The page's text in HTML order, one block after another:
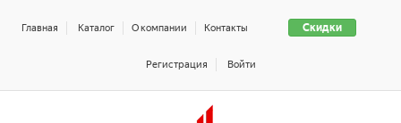
Скидки
Главная Каталог О компании Контакты
Регистрация Войти